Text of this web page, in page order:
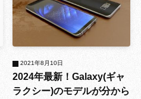
2024年最新！Galaxy(ギャ
ラクシー)のモデルが分から
2021年8月10日